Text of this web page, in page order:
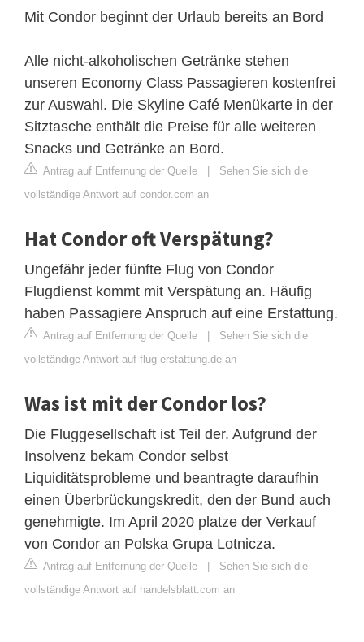
Mit Condor beginnt der Urlaub bereits an Bord
Alle nicht-alkoholischen Getränke stehen
unseren Economy Class Passagieren kostenfrei
zur Auswahl. Die Skyline Café Menükarte in der
Sitztasche enthält die Preise für alle weiteren
Snacks und Getränke an Bord.
Antrag auf Entfernung der Quelle | Sehen Sie sich die
vollständige Antwort auf condor.com an
Hat Condor oft Verspätung?
Ungefähr jeder fünfte Flug von Condor
Flugdienst kommt mit Verspätung an. Häufig
haben Passagiere Anspruch auf eine Erstattung.
Antrag auf Entfernung der Quelle | Sehen Sie sich die
vollständige Antwort auf flug-erstattung.de an
Was ist mit der Condor los?
Die Fluggesellschaft ist Teil der. Aufgrund der
Insolvenz bekam Condor selbst
Liquiditätsprobleme und beantragte daraufhin
einen Überbrückungskredit, den der Bund auch
genehmigte. Im April 2020 platze der Verkauf
von Condor an Polska Grupa Lotnicza.
Antrag auf Entfernung der Quelle | Sehen Sie sich die
vollständige Antwort auf handelsblatt.com an